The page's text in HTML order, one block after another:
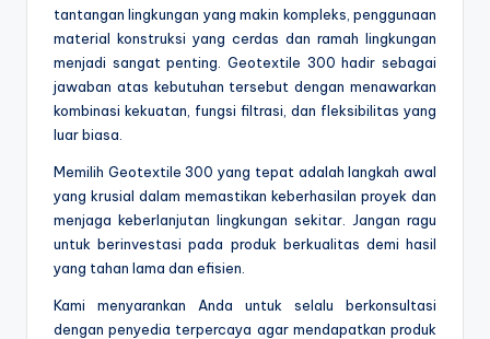
tantangan lingkungan yang makin kompleks, penggunaan
material konstruksi yang cerdas dan ramah lingkungan
menjadi sangat penting. Geotextile 300 hadir sebagai
jawaban atas kebutuhan tersebut dengan menawarkan
kombinasi kekuatan, fungsi filtrasi, dan fleksibilitas yang
luar biasa.
Memilih Geotextile 300 yang tepat adalah langkah awal
yang krusial dalam memastikan keberhasilan proyek dan
menjaga keberlanjutan lingkungan sekitar. Jangan ragu
untuk berinvestasi pada produk berkualitas demi hasil
yang tahan lama dan efisien.
Kami menyarankan Anda untuk selalu berkonsultasi
dengan penyedia terpercaya agar mendapatkan produk